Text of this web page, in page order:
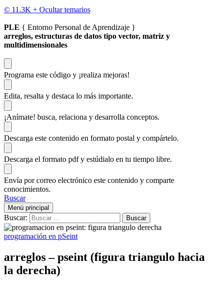
© 11.3K + Ocultar temarios
PLE { Entorno Personal de Aprendizaje }
arreglos, estructuras de datos tipo vector, matriz y
multidimensionales
Programa este código y ¡realiza mejoras!
Edita, resalta y destaca lo más importante.
¡Anímate! busca, relaciona y desarrolla conceptos.
Descarga este contenido en formato postal y compártelo.
Descarga el formato pdf y estúdialo en tu tiempo libre.
Envía por correo electrónico este contenido y comparte
conocimientos.
Buscar
Menú principal
Buscar:
programación en pSeint
arreglos – pseint (figura triangulo hacia
la derecha)